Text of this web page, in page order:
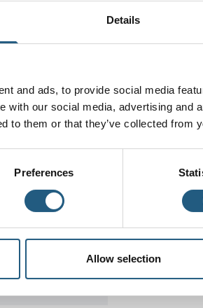
Details
and ads, to provide social media
with our social media, advertising and
to them or that they’ve collected from
Preferences
Allow selection
την πρώτη χρήση.
και άνεση.
μικρά σημάδια φθοράς στο